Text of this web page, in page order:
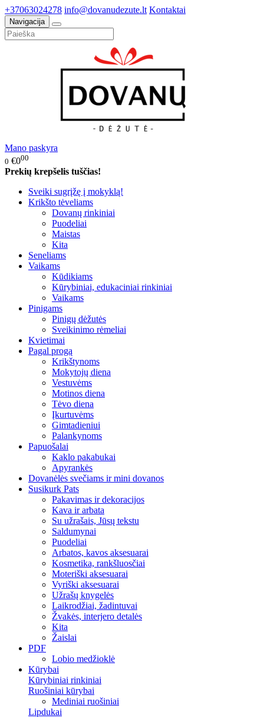
+37063024278 info@dovanudezute.lt Kontaktai
Navigacija
Mano paskyra
0 €000
Prekių krepšelis tuščias!
Sveiki sugrįžę į mokyklą!
Krikšto tėveliams
Dovanų rinkiniai
Puodeliai
Maistas
Kita
Seneliams
Vaikams
Kūdikiams
Kūrybiniai, edukaciniai rinkiniai
Vaikams
Pinigams
Pinigų dėžutės
Sveikinimo rėmeliai
Kvietimai
Pagal progą
Krikštynoms
Mokytojų diena
Vestuvėms
Motinos diena
Tėvo diena
Įkurtuvėms
Gimtadieniui
Palankynoms
Papuošalai
Kaklo pakabukai
Apyrankės
Dovanėlės svečiams ir mini dovanos
Susikurk Pats
Pakavimas ir dekoracijos
Kava ir arbata
Su užrašais, Jūsų tekstu
Saldumynai
Puodeliai
Arbatos, kavos aksesuarai
Kosmetika, rankšluosčiai
Moteriški aksesuarai
Vyriški aksesuarai
Užrašų knygelės
Laikrodžiai, žadintuvai
Žvakės, interjero detalės
Kita
Žaislai
PDF
Lobio medžioklė
Kūrybai
Kūrybiniai rinkiniai
Ruošiniai kūrybai
Mediniai ruošiniai
Lipdukai